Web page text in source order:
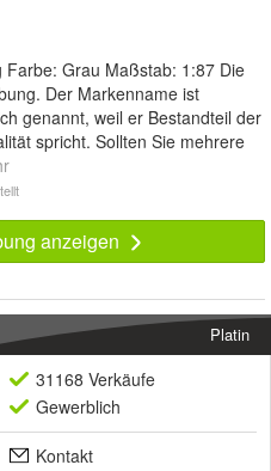
Grau Maßstab: 1:87 Die
Der Markenname ist
genannt, weil er Bestandteil der
spricht. Sollten Sie mehrere
anzeigen
Platin
31168 Verkäufe
Gewerblich
Kontakt